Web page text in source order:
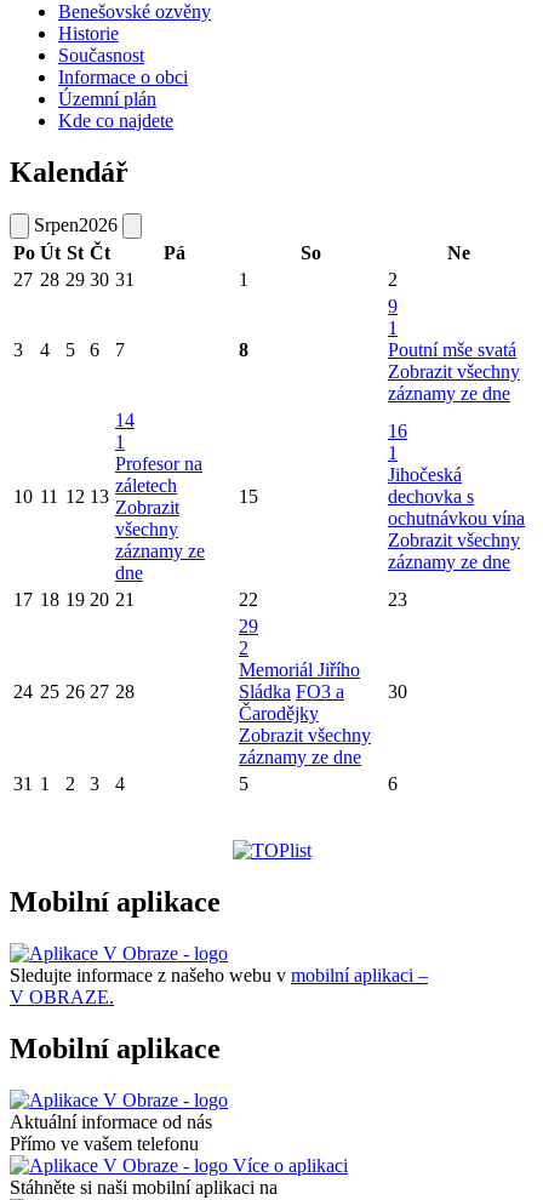
Benešovské ozvěny
Historie
Současnost
Informace o obci
Územní plán
Kde co najdete
Kalendář
Srpen2026
Po Út St Čt Pá So
Ne
27 28 29 30 31 1 2
3 4 5 6 7 8
9
1
Poutní mše svatá
Zobrazit všechny
záznamy ze dne
10 11 12 13
14
1
Profesor na
záletech
Zobrazit
všechny
záznamy ze
dne
15
16
1
Jihočeská
dechovka s
ochutnávkou vína
Zobrazit všechny
záznamy ze dne
17 18 19 20 21 22 23
24 25 26 27 28
29
2
Memoriál Jiřího
Sládka FO3 a
Čarodějky
Zobrazit všechny
záznamy ze dne
30
31 1 2 3 4 5 6
Mobilní aplikace
Sledujte informace z našeho webu v mobilní aplikaci –
V OBRAZE.
Mobilní aplikace
Aktuální informace od nás
Přímo ve vašem telefonu
Více o aplikaci
Stáhněte si naši mobilní aplikaci na